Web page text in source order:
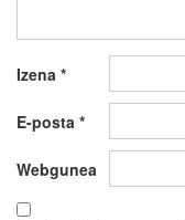
Izena *
E-posta *
Webgunea